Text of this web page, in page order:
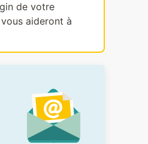
de votre
aideront à